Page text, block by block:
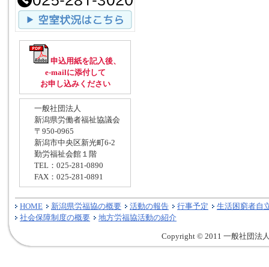
申込用紙を記入後、
e-mailに添付して
お申し込みください
一般社団法人
新潟県労働者福祉協議会
〒950-0965
新潟市中央区新光町6-2
勤労福祉会館１階
TEL：025-281-0890
FAX：025-281-0891
HOME 新潟県労福協の概要 活動の報告 行事予定
生活困窮者自
社会保障制度の概要
地方労福協活動の紹介
Copyright © 2011 一般社団法